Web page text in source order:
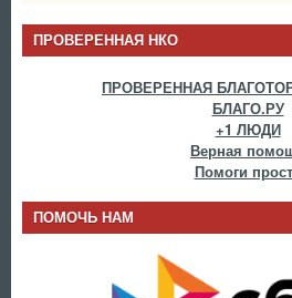
ПРОВЕРЕННАЯ НКО
ПРОВЕРЕННАЯ
БЛАГО.РУ
+1 ЛЮДИ
Верная
Помоги
ПОМОЧЬ НАМ